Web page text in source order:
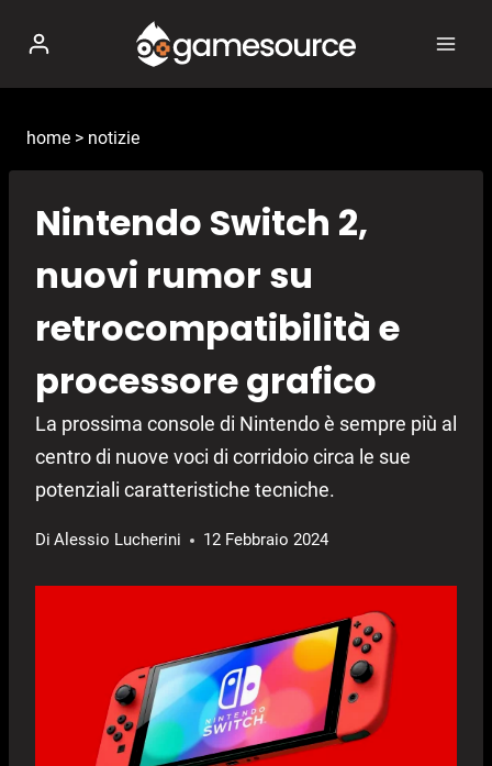
contenuto
home > notizie
Nintendo Switch 2,
nuovi rumor su
retrocompatibilità e
processore grafico
La prossima console di Nintendo è sempre più al
centro di nuove voci di corridoio circa le sue
potenziali caratteristiche tecniche.
Di Alessio Lucherini 12 Febbraio 2024